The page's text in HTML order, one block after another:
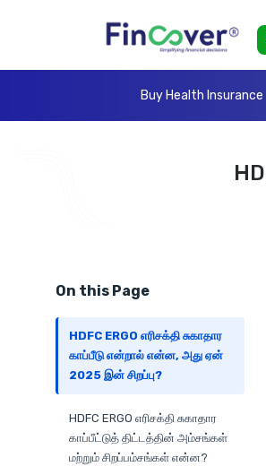
Buy Health Insurance
On this Page
HDFC ERGO எரிசக்தி சுகாதார
காப்பீடு என்றால் என்ன, அது ஏன்
2025 இன் சிறப்பு?
HDFC ERGO எரிசக்தி சுகாதார
காப்பீட்டுத் திட்டத்தின் அம்சங்கள்
மற்றும் சிறப்பம்சங்கள் என்ன?